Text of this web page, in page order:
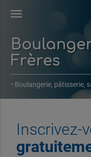
menu
Frères
• Boulangerie, pâtisserie,
Inscrivez-